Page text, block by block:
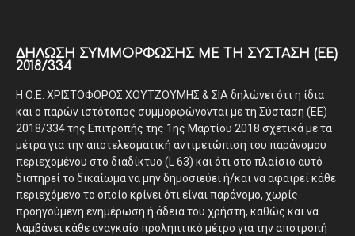
ΔΉΛΩΣΗ ΣΥΜΜΌΡΦΩΣΗΣ ΜΕ ΤΗ ΣΎΣΤΑΣΗ (ΕΕ)
2018/334
Η Ο.Ε. ΧΡΙΣΤΟΦΟΡΟΣ ΧΟΥΤΖΟΥΜΗΣ & ΣΙΑ δηλώνει ότι η ίδια
και ο παρών ιστότοπος συμμορφώνονται με τη Σύσταση (ΕΕ)
2018/334 της Επιτροπής της 1ης Μαρτίου 2018 σχετικά με τα
μέτρα για την αποτελεσματική αντιμετώπιση του παράνομου
περιεχομένου στο διαδίκτυο (L 63) και ότι στο πλαίσιο αυτό
διατηρεί το δικαίωμα να μην δημοσιεύει ή/και να αφαιρεί κάθε
περιεχόμενο το οποίο κρίνει ότι είναι παράνομο, χωρίς
προηγούμενη ενημέρωση ή άδεια του χρήστη, καθώς και να
λαμβάνει κάθε αναγκαίο προληπτικό μέτρο για την αποτροπή